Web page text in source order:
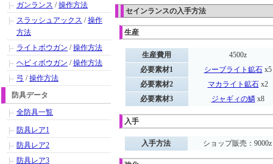
セインランスの入手方法
生産
生産費用
4500z
必要素材1
シーブライト鉱石x5
必要素材2
マカライト鉱石x2
必要素材3
ジャギィの鱗x8
入手
入手方法 ショップ販売：9000z
ガンランス /操作方法
スラッシュアックス /操作
方法
ライトボウガン /操作方法
ヘビィボウガン /操作方法
弓 /操作方法
防具データ
全防具一覧
防具レア1
防具レア2
防具レア3